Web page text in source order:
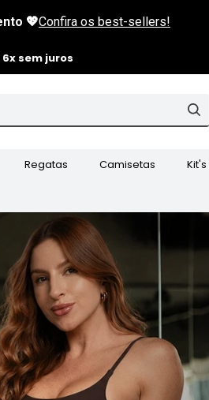
6x sem juros
Regatas Camisetas Kit's